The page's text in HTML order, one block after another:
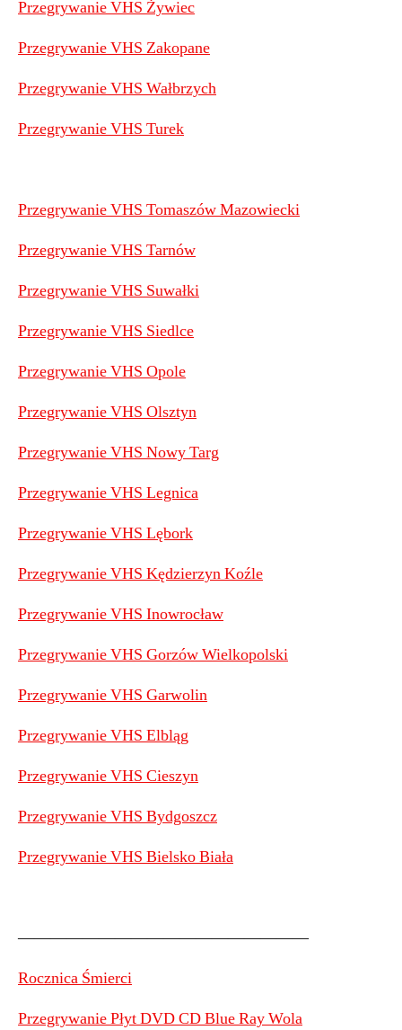
Przegrywanie VHS Żywiec
Przegrywanie VHS Zakopane
Przegrywanie VHS Wałbrzych
Przegrywanie VHS Turek
Przegrywanie VHS Tomaszów Mazowiecki
Przegrywanie VHS Tarnów
Przegrywanie VHS Suwałki
Przegrywanie VHS Siedlce
Przegrywanie VHS Opole
Przegrywanie VHS Olsztyn
Przegrywanie VHS Nowy Targ
Przegrywanie VHS Legnica
Przegrywanie VHS Lębork
Przegrywanie VHS Kędzierzyn Koźle
Przegrywanie VHS Inowrocław
Przegrywanie VHS Gorzów Wielkopolski
Przegrywanie VHS Garwolin
Przegrywanie VHS Elbląg
Przegrywanie VHS Cieszyn
Przegrywanie VHS Bydgoszcz
Przegrywanie VHS Bielsko Biała
——————————————————
Rocznica Śmierci
Przegrywanie Płyt DVD CD Blue Ray Wola